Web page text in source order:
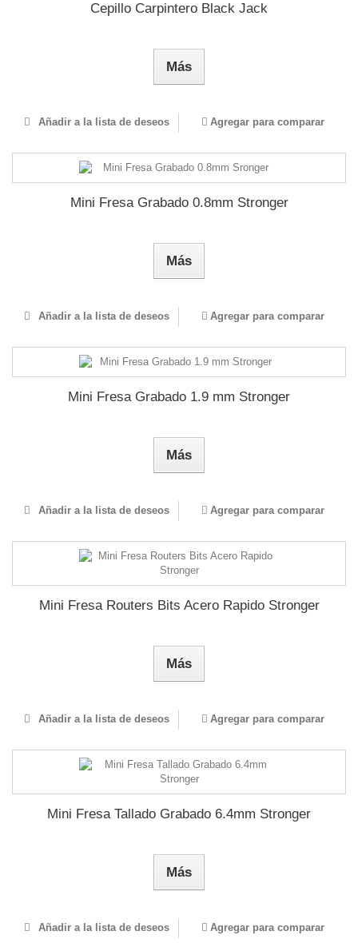
Cepillo Carpintero Black Jack
Más
Añadir a la lista de deseos Agregar para comparar
Mini Fresa Grabado 0.8mm Stronger
Más
Añadir a la lista de deseos Agregar para comparar
Mini Fresa Grabado 1.9 mm Stronger
Más
Añadir a la lista de deseos Agregar para comparar
Mini Fresa Routers Bits Acero Rapido Stronger
Más
Añadir a la lista de deseos Agregar para comparar
Mini Fresa Tallado Grabado 6.4mm Stronger
Más
Añadir a la lista de deseos Agregar para comparar